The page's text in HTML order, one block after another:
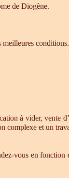
de Diogène.
meilleures conditions.
à vider,
complexe et un
vous en